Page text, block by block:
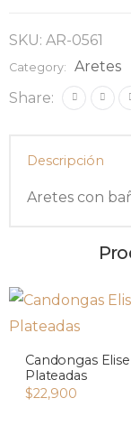
SKU: AR-0561
Category:
Aretes
Share:
Descripción
Aretes con
Candongas Elise
Plateadas
$22,900